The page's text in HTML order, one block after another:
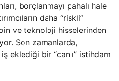
borçlanmayı pahalı hale
daha “riskli”
ve teknoloji hisselerinden
Son zamanlarda,
eklediği bir “canlı” istihdam